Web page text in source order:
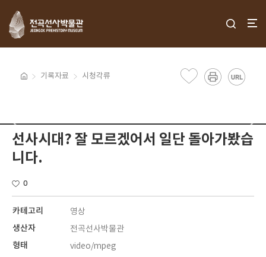
기록자료 시청각류
선사시대? 잘 모르겠어서 일단 돌아가봤습
니다.
0
카테고리 영상
생산자 전곡선사박물관
형태 video/mpeg